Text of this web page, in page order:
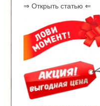
⇒ Открыть статью ⇐